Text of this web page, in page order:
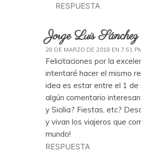
RESPUESTA
Jorge Luis
28 DE MARZO DE 2018 EN 7:51
Felicitaciones por la
intentaré hacer el mismo
idea es estar entre el 1 de
algún comentario
y Sicilia? Fiestas, etc?
y vivan los viajeros que
mundo!
RESPUESTA